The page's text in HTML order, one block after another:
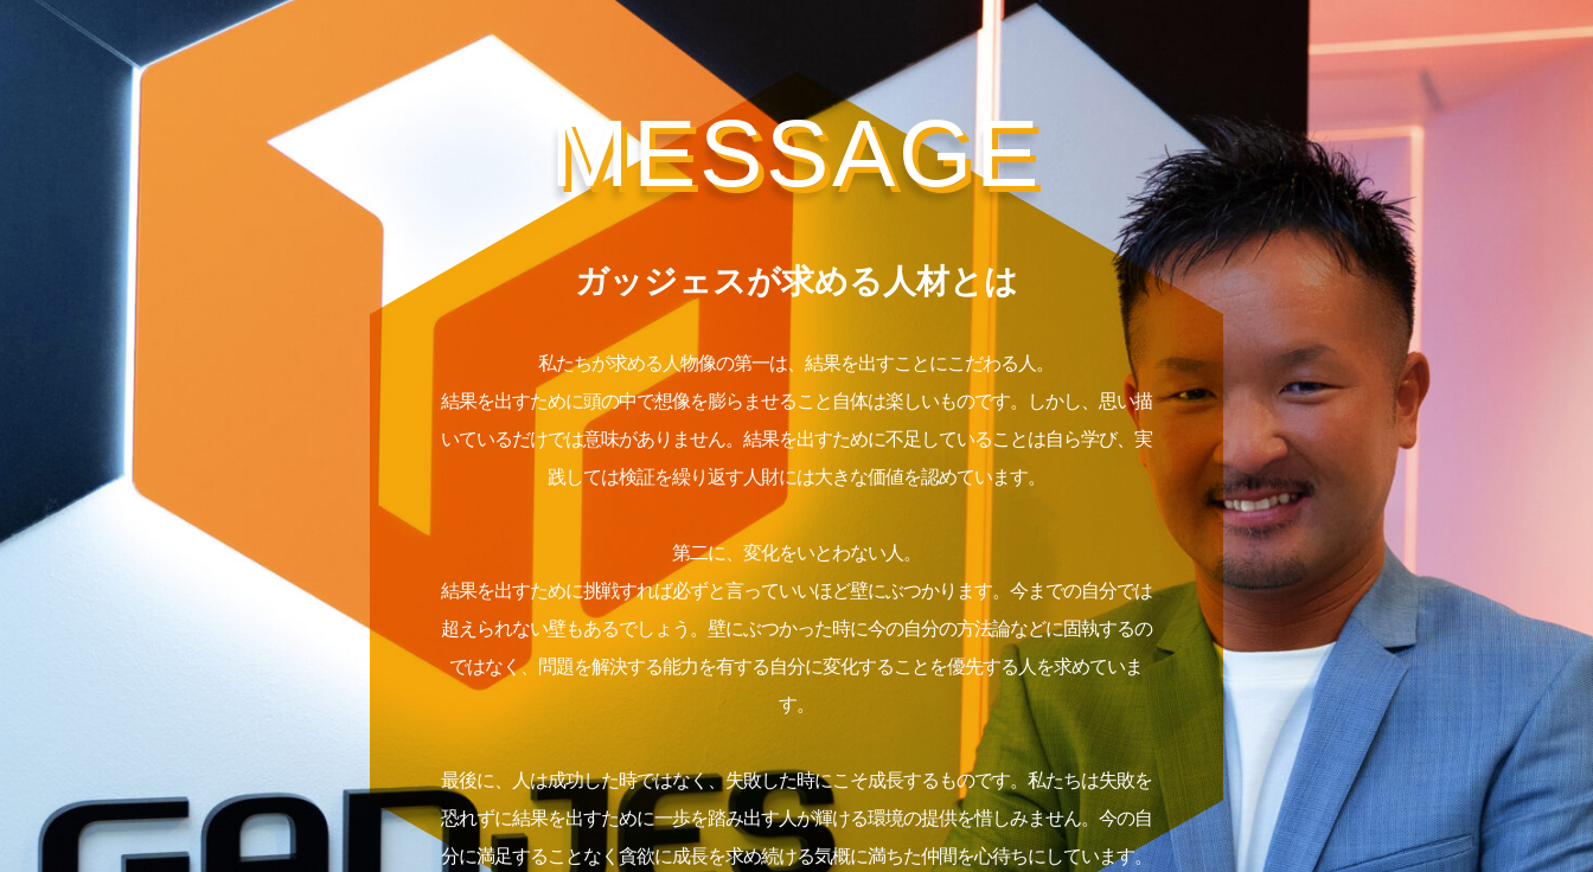
MESSAGE
ガッジェスが求める人材とは
私たちが求める人物像の第一は、結果を出すことにこだわる人。
結果を出すために頭の中で想像を膨らませること自体は楽しいものです。しかし、思い描
いているだけでは意味がありません。結果を出すために不足していることは自ら学び、実
践しては検証を繰り返す人財には大きな価値を認めています。
第二に、変化をいとわない人。
結果を出すために挑戦すれば必ずと言っていいほど壁にぶつかります。今までの自分では
超えられない壁もあるでしょう。壁にぶつかった時に今の自分の方法論などに固執するの
ではなく、問題を解決する能力を有する自分に変化することを優先する人を求めていま
す。
最後に、人は成功した時ではなく、失敗した時にこそ成長するものです。私たちは失敗を
恐れずに結果を出すために一歩を踏み出す人が輝ける環境の提供を惜しみません。今の自
分に満足することなく貪欲に成長を求め続ける気概に満ちた仲間を心待ちにしています。